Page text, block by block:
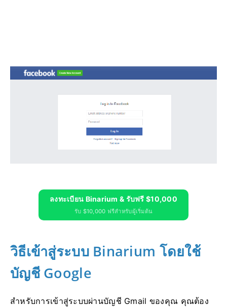
ลงทะเบียน Binarium & รับฟรี $10,000
รับ $10,000 ฟรีสำหรับผู้เริ่มต้น
วิธีเข้าสู่ระบบ Binarium โดยใช้
บัญชี Google
สำหรับการเข้าสู่ระบบผ่านบัญชี Gmail ของคุณ คุณต้อง